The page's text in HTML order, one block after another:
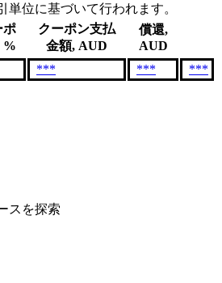
単位に基づいて行われます。
ポ
%
クーポン支払
金額, AUD
償還,
AUD
*** ***
***
スを探索